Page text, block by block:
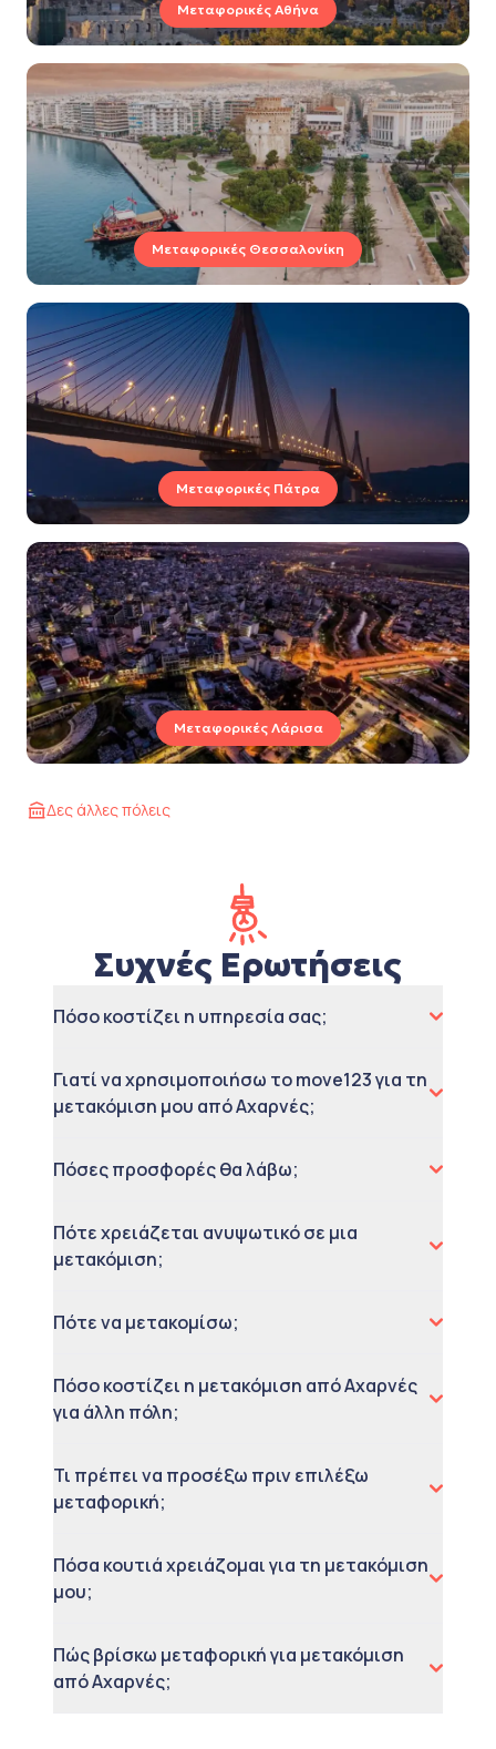
Μεταφορικές Αθήνα
Μεταφορικές Θεσσαλονίκη
Μεταφορικές Πάτρα
Μεταφορικές Λάρισα
Δες άλλες πόλεις
Συχνές Ερωτήσεις
Πόσο κοστίζει η υπηρεσία σας;
Γιατί να χρησιμοποιήσω το move123 για τη
μετακόμιση μου από Αχαρνές;
Πόσες προσφορές θα λάβω;
Πότε χρειάζεται ανυψωτικό σε μια
μετακόμιση;
Πότε να μετακομίσω;
Πόσο κοστίζει η μετακόμιση από Αχαρνές
για άλλη πόλη;
Τι πρέπει να προσέξω πριν επιλέξω
μεταφορική;
Πόσα κουτιά χρειάζομαι για τη μετακόμιση
μου;
Πώς βρίσκω μεταφορική για μετακόμιση
από Αχαρνές;